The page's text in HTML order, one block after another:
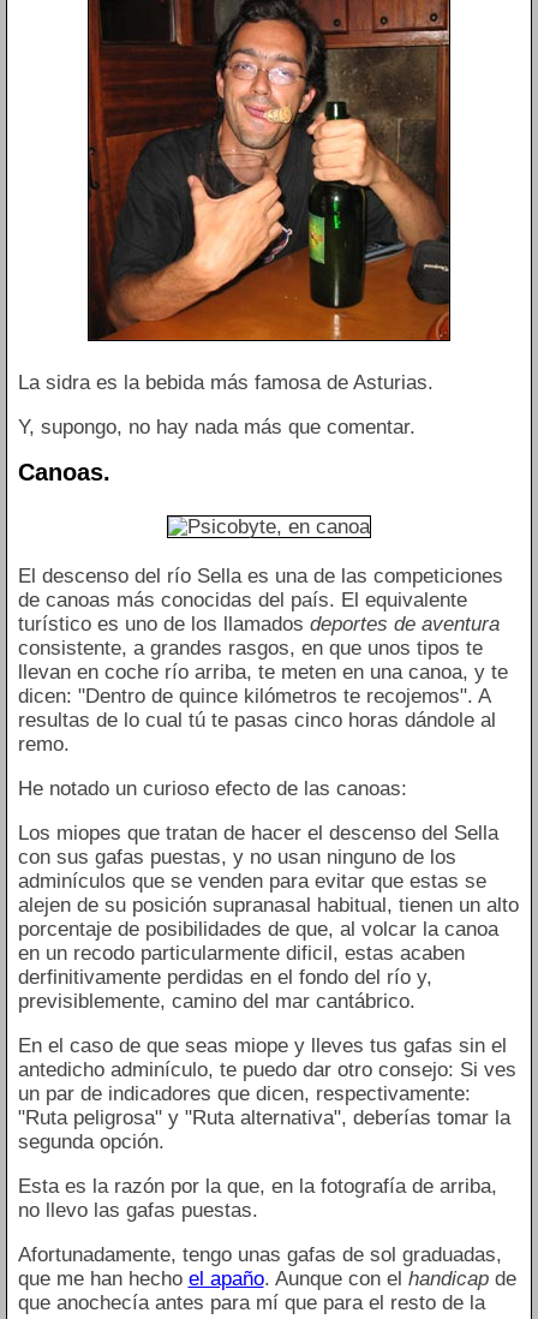
La sidra es la bebida más famosa de Asturias.
Y, supongo, no hay nada más que comentar.
Canoas.
El descenso del río Sella es una de las competiciones
de canoas más conocidas del país. El equivalente
turístico es uno de los llamados deportes de aventura
consistente, a grandes rasgos, en que unos tipos te
llevan en coche río arriba, te meten en una canoa, y te
dicen: "Dentro de quince kilómetros te recojemos". A
resultas de lo cual tú te pasas cinco horas dándole al
remo.
He notado un curioso efecto de las canoas:
Los miopes que tratan de hacer el descenso del Sella
con sus gafas puestas, y no usan ninguno de los
adminículos que se venden para evitar que estas se
alejen de su posición supranasal habitual, tienen un alto
porcentaje de posibilidades de que, al volcar la canoa
en un recodo particularmente dificil, estas acaben
derfinitivamente perdidas en el fondo del río y,
previsiblemente, camino del mar cantábrico.
En el caso de que seas miope y lleves tus gafas sin el
antedicho adminículo, te puedo dar otro consejo: Si ves
un par de indicadores que dicen, respectivamente:
"Ruta peligrosa" y "Ruta alternativa", deberías tomar la
segunda opción.
Esta es la razón por la que, en la fotografía de arriba,
no llevo las gafas puestas.
Afortunadamente, tengo unas gafas de sol graduadas,
que me han hecho el apaño. Aunque con el handicapde
que anochecía antes para mí que para el resto de la